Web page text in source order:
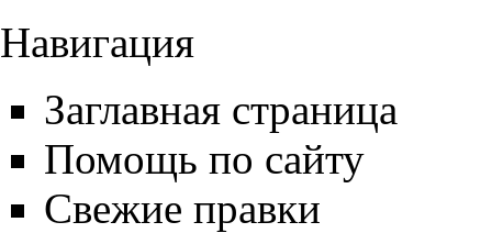
Навигация
Заглавная страница
Помощь по сайту
Свежие правки